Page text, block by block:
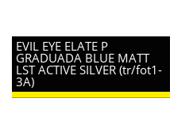
EVIL EYE ELATE P
GRADUADA BLUE MATT
LST ACTIVE SILVER (tr/fot1-
3A)